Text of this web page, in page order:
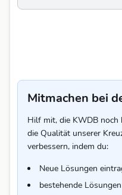
Mitmachen bei
Hilf mit, die KWDB noch
die Qualität unserer
verbessern, indem du:
Neue Lösungen
bestehende